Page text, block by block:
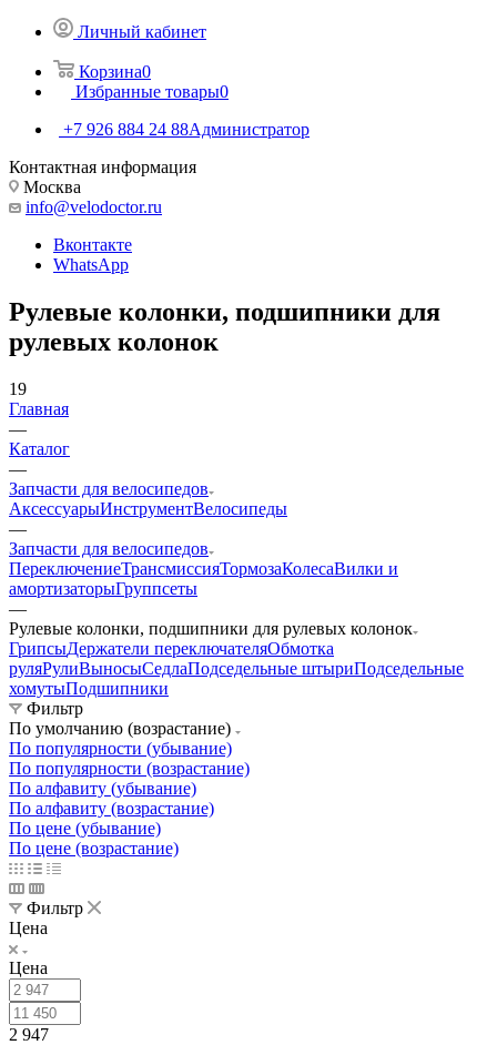
Личный кабинет
Корзина0
Избранные товары0
+7 926 884 24 88Администратор
Контактная информация
Москва
info@velodoctor.ru
Вконтакте
WhatsApp
Рулевые колонки, подшипники для
рулевых колонок
19
Главная
—
Каталог
—
Запчасти для велосипедов
АксессуарыИнструментВелосипеды
—
Запчасти для велосипедов
ПереключениеТрансмиссияТормозаКолесаВилки и
амортизаторыГруппсеты
—
Рулевые колонки, подшипники для рулевых колонок
ГрипсыДержатели переключателяОбмотка
руляРулиВыносыСедлаПодседельные штыриПодседельные
хомутыПодшипники
Фильтр
По умолчанию (возрастание)
По популярности (убывание)
По популярности (возрастание)
По алфавиту (убывание)
По алфавиту (возрастание)
По цене (убывание)
По цене (возрастание)
Фильтр
Цена
Цена
2 947